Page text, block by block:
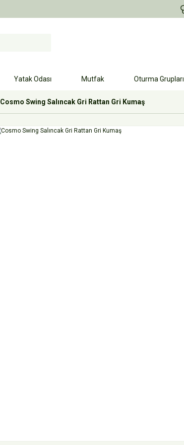
Yatak Odası Mutfak Oturma Grupları
Cosmo Swing Salıncak Gri Rattan Gri Kumaş